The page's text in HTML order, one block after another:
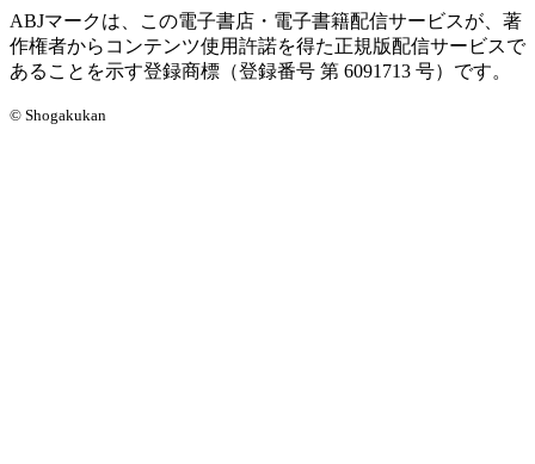
ABJマークは、この電子書店・電子書籍配信サービスが、著
作権者からコンテンツ使用許諾を得た正規版配信サービスで
あることを示す登録商標（登録番号 第 6091713 号）です。
© Shogakukan